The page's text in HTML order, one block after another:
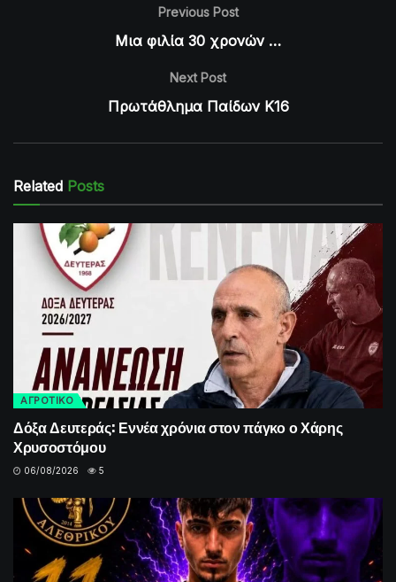
Previous Post
Μια φιλία 30 χρονών …
Next Post
Πρωτάθλημα Παίδων K16
Related Posts
ΑΓΡΟΤΙΚΟ
Δόξα Δευτεράς: Εννέα χρόνια στον πάγκο ο Χάρης
Χρυσοστόμου
06/08/2026 5